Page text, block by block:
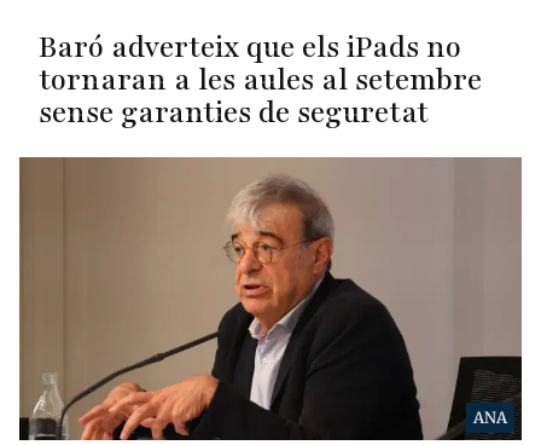
Baró adverteix que els iPads no
tornaran a les aules al setembre
sense garanties de seguretat
ANA